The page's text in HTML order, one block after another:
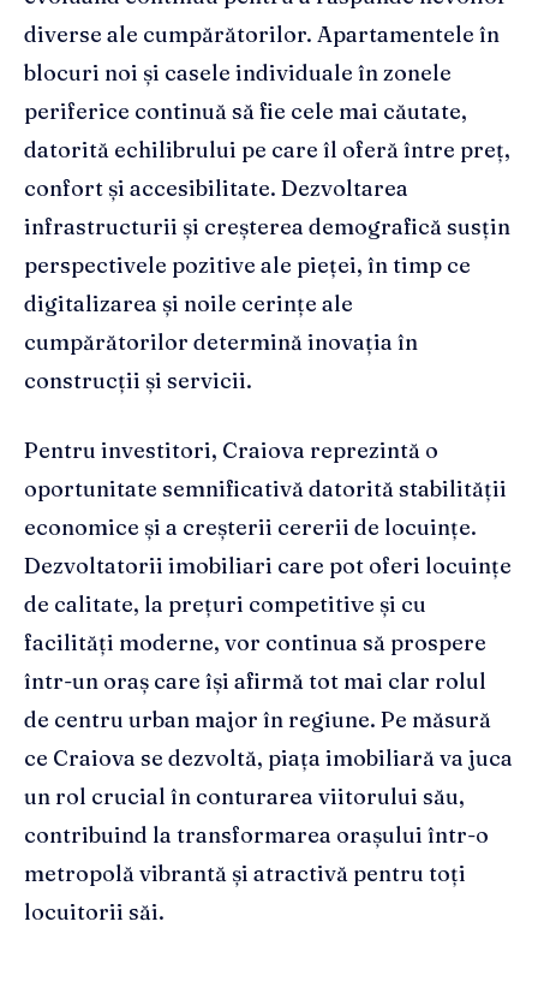
diverse ale cumpărătorilor. Apartamentele în
blocuri noi și casele individuale în zonele
periferice continuă să fie cele mai căutate,
datorită echilibrului pe care îl oferă între preț,
confort și accesibilitate. Dezvoltarea
infrastructurii și creșterea demografică susțin
perspectivele pozitive ale pieței, în timp ce
digitalizarea și noile cerințe ale
cumpărătorilor determină inovația în
construcții și servicii.
Pentru investitori, Craiova reprezintă o
oportunitate semnificativă datorită stabilității
economice și a creșterii cererii de locuințe.
Dezvoltatorii imobiliari care pot oferi locuințe
de calitate, la prețuri competitive și cu
facilități moderne, vor continua să prospere
într-un oraș care își afirmă tot mai clar rolul
de centru urban major în regiune. Pe măsură
ce Craiova se dezvoltă, piața imobiliară va juca
un rol crucial în conturarea viitorului său,
contribuind la transformarea orașului într-o
metropolă vibrantă și atractivă pentru toți
locuitorii săi.